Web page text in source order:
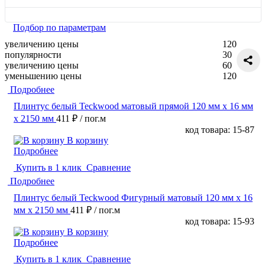
Подбор по параметрам
увеличению цены
популярности
увеличению цены
уменьшению цены
120
30
60
120
Подробнее
Плинтус белый Teckwood матовый прямой 120 мм х 16 мм
х 2150 мм 411 ₽ / пог.м
код товара: 15-87
В корзину
Подробнее
Купить в 1 клик Сравнение
Подробнее
Плинтус белый Teckwood Фигурный матовый 120 мм х 16
мм х 2150 мм 411 ₽ / пог.м
код товара: 15-93
В корзину
Подробнее
Купить в 1 клик Сравнение